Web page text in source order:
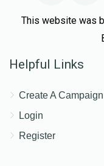
This website was
Helpful Links
Create A Campaign
Login
Register